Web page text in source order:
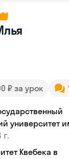
₽ за урок
университет
г.
Квебека в